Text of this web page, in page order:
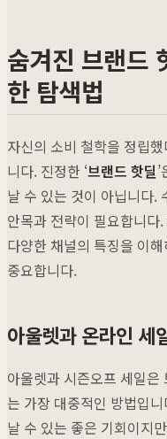
숨겨진 브랜드
한 탐색법
자신의 소비 철학을 정립
니다. 진정한 ‘브랜드 핫딜
날 수 있는 것이 아닙니다.
안목과 전략이 필요합니
다양한 채널의 특징을 이
중요합니다.
아울렛과 온라인 세
아울렛과 시즌오프 세일은
는 가장 대중적인 방법입
날 수 있는 좋은 기회이지